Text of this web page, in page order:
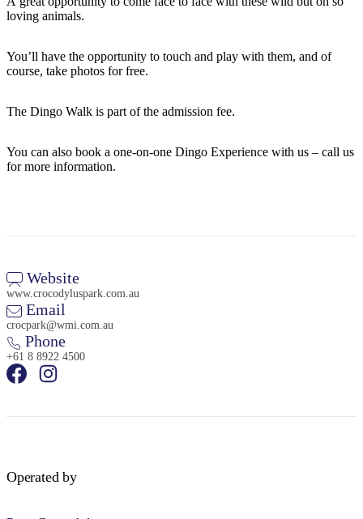
Rechercher:
up
loving animals.
You’ll have the opportunity to touch and play with them, and of
course, take photos for free.
The Dingo Walk is part of the admission fee.
You can also book a one-on-one Dingo Experience with us – call us
for more information.
Website
www.crocodyluspark.com.au
Email
crocpark@wmi.com.au
Phone
+61 8 8922 4500
Operated by